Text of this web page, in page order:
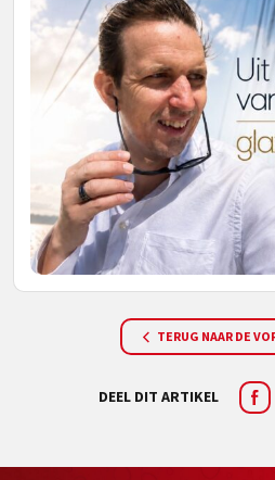
TERUG NAAR DE
DEEL DIT ARTIKEL